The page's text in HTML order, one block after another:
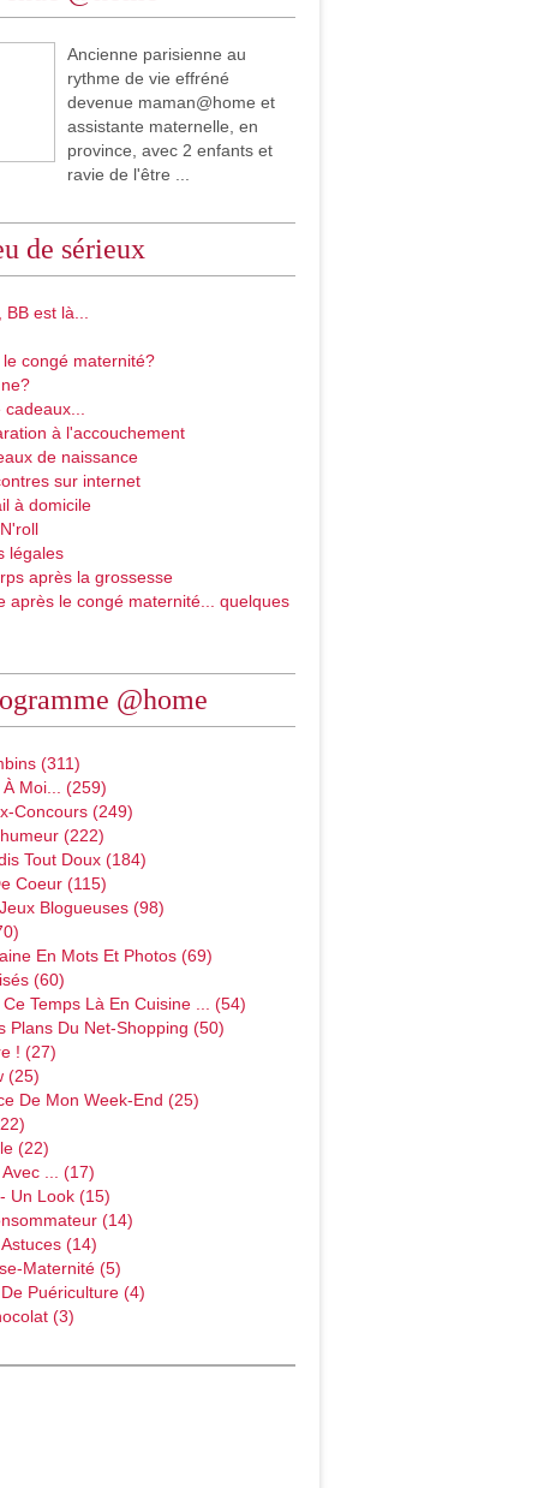
Ancienne parisienne au
rythme de vie effréné
devenue maman@home et
assistante maternelle, en
province, avec 2 enfants et
ravie de l'être ...
de sérieux
est là...
congé maternité?
à l'accouchement
de naissance
sur internet
à domicile
légales
après la grossesse
après le congé maternité... quelques
@home
(311)
À Moi... (259)
Concours (249)
(222)
Tout Doux (184)
Coeur (115)
Blogueuses (98)
En Mots Et Photos (69)
(60)
Temps Là En Cuisine ... (54)
Plans Du Net-Shopping (50)
! (27)
(25)
De Mon Week-End (25)
(22)
... (17)
Un Look (15)
(14)
(14)
Maternité (5)
Puériculture (4)
(3)